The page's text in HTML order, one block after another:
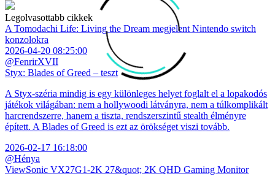
Legolvasottabb cikkek
A Tomodachi Life: Living the Dream megjelent Nintendo switch
konzolokra
2026-04-20 08:25:00
@FenrirXVII
Styx: Blades of Greed – teszt
A Styx-széria mindig is egy különleges helyet foglalt el a lopakodós
játékok világában: nem a hollywoodi látványra, nem a túlkomplikált
harcrendszerre, hanem a tiszta, rendszerszintű stealth élményre
épített. A Blades of Greed is ezt az örökséget viszi tovább.
2026-02-17 16:18:00
@Hénya
ViewSonic VX27G1-2K 27&quot; 2K QHD Gaming Monitor